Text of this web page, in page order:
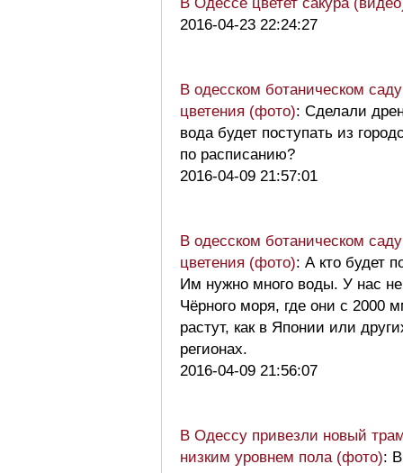
2016-04-23 22:24:27
В одесском ботаническом
цветения (фото): Сделали
вода будет поступать из
по расписанию?
2016-04-09 21:57:01
В одесском ботаническом
цветения (фото): А кто будет
Им нужно много воды. У нас
Чёрного моря, где они с 2000
растут, как в Японии или
регионах.
2016-04-09 21:56:07
В Одессу привезли новый
низким уровнем пола (фото):